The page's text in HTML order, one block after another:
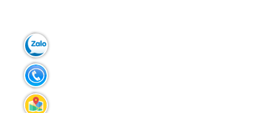
Zalo:
0903.299.181
Tel:
02383.586.433
Liên